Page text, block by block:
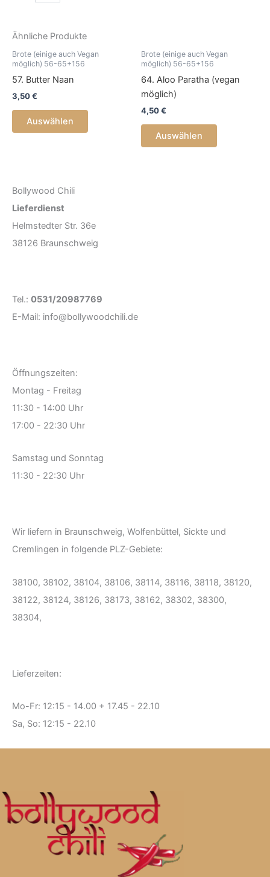
Ähnliche Produkte
Brote (einige auch Vegan
möglich) 56-65+156
57. Butter Naan
3,50€
Auswählen
Brote (einige auch Vegan
möglich) 56-65+156
64. Aloo Paratha (vegan
möglich)
4,50€
Auswählen
Bollywood Chili
Lieferdienst
Helmstedter Str. 36e
38126 Braunschweig
Tel.: 0531/20987769
E-Mail: info@bollywoodchili.de
Öffnungszeiten:
Montag - Freitag
11:30 - 14:00 Uhr
17:00 - 22:30 Uhr
Samstag und Sonntag
11:30 - 22:30 Uhr
Wir liefern in Braunschweig, Wolfenbüttel, Sickte und
Cremlingen in folgende PLZ-Gebiete:
38100, 38102, 38104, 38106, 38114, 38116, 38118, 38120,
38122, 38124, 38126, 38173, 38162, 38302, 38300,
38304,
Lieferzeiten:
Mo-Fr: 12:15 - 14.00 + 17.45 - 22.10
Sa, So: 12:15 - 22.10